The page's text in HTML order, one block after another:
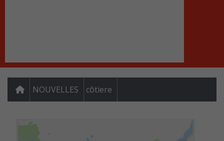
NOUVELLES côtiere